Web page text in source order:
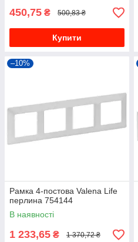
450,75 ₴ 500,83 ₴
Купити
–10%
Рамка 4-постова Valena Life
перлина 754144
В наявності
1 233,65 ₴ 1 370,72 ₴